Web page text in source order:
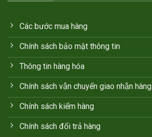
Các bước mua hàng
Chính sách bảo mật thông tin
Thông tin hàng hóa
Chính sách vận chuyển giao nhận hàng
Chính sách kiểm hàng
Chính sách đổi trả hàng